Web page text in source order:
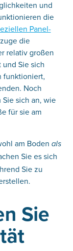
und
die
Panel-
die
relativ großen
und Sie sich
funktioniert,
Noch
sich an, wie
für sie am
am Boden als
Sie es sich
Sie zu
Sie